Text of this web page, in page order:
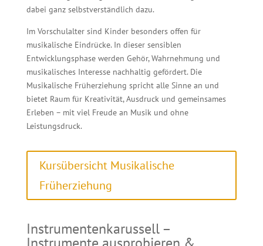
dabei ganz selbstverständlich dazu.
Im Vorschulalter sind Kinder besonders offen für
musikalische Eindrücke. In dieser sensiblen
Entwicklungsphase werden Gehör, Wahrnehmung und
musikalisches Interesse nachhaltig gefördert. Die
Musikalische Früherziehung spricht alle Sinne an und
bietet Raum für Kreativität, Ausdruck und gemeinsames
Erleben – mit viel Freude an Musik und ohne
Leistungsdruck.
Kursübersicht Musikalische
Früherziehung
Instrumentenkarussell –